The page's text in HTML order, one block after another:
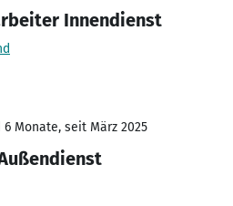
Innendienst
6 Monate, seit März 2025